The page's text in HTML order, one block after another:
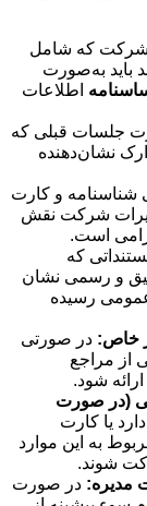
شرکت که شامل
باید به‌صورت
اطلاعات
جلسات قبلی که
نشان‌دهنده
شناسنامه و کارت
شرکت نقش
است.
که
و رسمی نشان
عمومی رسیده
خاص: در صورتی
از مراجع
شود.
(در صورت
یا کارت
به این موارد
شوند.
مدیره: در صورت